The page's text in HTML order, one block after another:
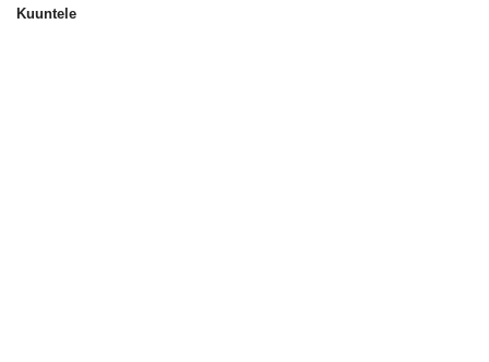
Kuuntele